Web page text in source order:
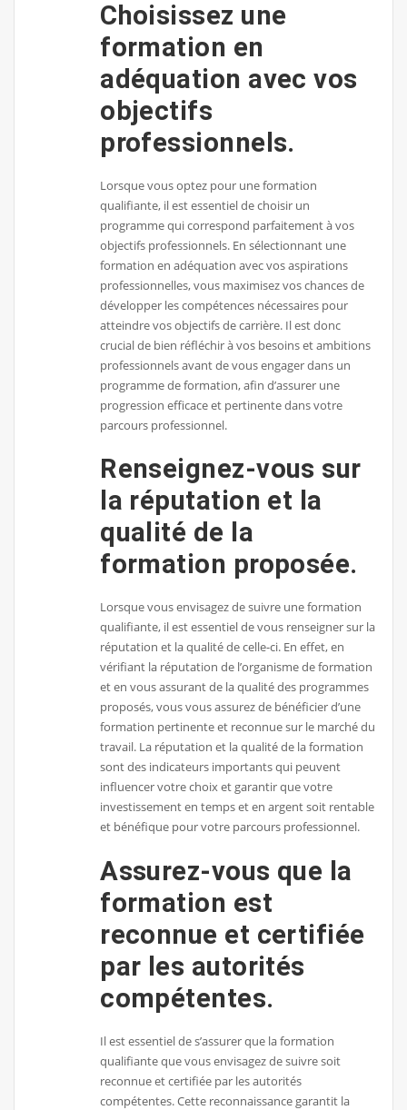
Choisissez une
formation en
adéquation avec vos
objectifs
professionnels.
Lorsque vous optez pour une formation
qualifiante, il est essentiel de choisir un
programme qui correspond parfaitement à vos
objectifs professionnels. En sélectionnant une
formation en adéquation avec vos aspirations
professionnelles, vous maximisez vos chances de
développer les compétences nécessaires pour
atteindre vos objectifs de carrière. Il est donc
crucial de bien réfléchir à vos besoins et ambitions
professionnels avant de vous engager dans un
programme de formation, afin d’assurer une
progression efficace et pertinente dans votre
parcours professionnel.
Renseignez-vous sur
la réputation et la
qualité de la
formation proposée.
Lorsque vous envisagez de suivre une formation
qualifiante, il est essentiel de vous renseigner sur la
réputation et la qualité de celle-ci. En effet, en
vérifiant la réputation de l’organisme de formation
et en vous assurant de la qualité des programmes
proposés, vous vous assurez de bénéficier d’une
formation pertinente et reconnue sur le marché du
travail. La réputation et la qualité de la formation
sont des indicateurs importants qui peuvent
influencer votre choix et garantir que votre
investissement en temps et en argent soit rentable
et bénéfique pour votre parcours professionnel.
Assurez-vous que la
formation est
reconnue et certifiée
par les autorités
compétentes.
Il est essentiel de s’assurer que la formation
qualifiante que vous envisagez de suivre soit
reconnue et certifiée par les autorités
compétentes. Cette reconnaissance garantit la